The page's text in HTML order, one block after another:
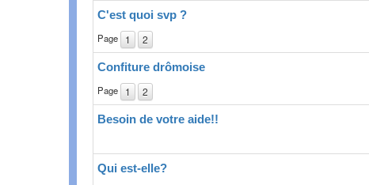
C'est quoi svp ?
Page 1 2
Confiture drômoise
Page 1 2
Besoin de votre aide!!
Qui est-elle?